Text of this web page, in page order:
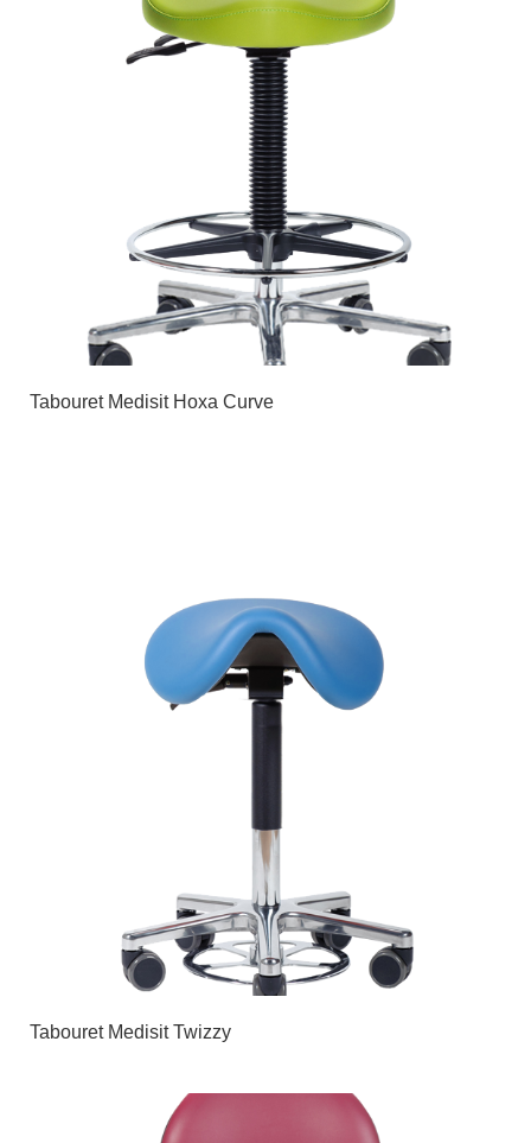
Tabouret Medisit Hoxa Curve
Tabouret Medisit Twizzy